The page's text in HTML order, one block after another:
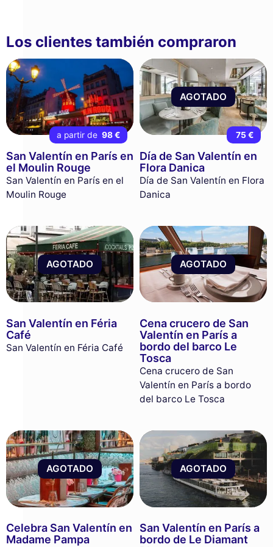
Los clientes también compraron
a partir de 98 €
San Valentín en París en
el Moulin Rouge
San Valentín en París en el
Moulin Rouge
AGOTADO
75 €
Día de San Valentín en
Flora Danica
Día de San Valentín en Flora
Danica
AGOTADO
San Valentín en Féria
Café
San Valentín en Féria Café
AGOTADO
Cena crucero de San
Valentín en París a
bordo del barco Le
Tosca
Cena crucero de San
Valentín en París a bordo
del barco Le Tosca
AGOTADO
Celebra San Valentín en
Madame Pampa
AGOTADO
San Valentín en París a
bordo de Le Diamant